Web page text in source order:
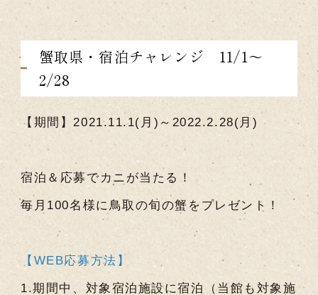
蟹取県・宿泊チャレンジ 11/1～
2/28
【期間】2021.11.1(月)～2022.2.28(月)
宿泊＆応募でカニが当たる！
毎月100名様に鳥取の旬の蟹をプレゼント！
【WEB応募方法】
1.期間中、対象宿泊施設に宿泊（当館も対象施